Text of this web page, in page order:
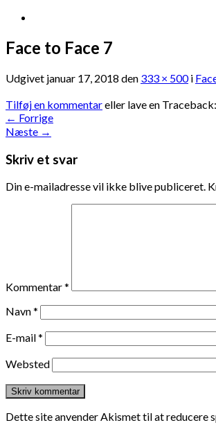
Face to Face 7
Udgivet januar 17, 2018 den 333 × 500i
Tilføj en kommentareller lave en Traceback:
← Forrige
Næste →
Skriv et svar
Din e-mailadresse vil ikke blive publiceret.
Kommentar*
Navn*
E-mail*
Websted
Dette site anvender Akismet til at reducere